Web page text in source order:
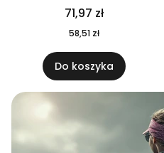
04
71,97 zł
58,51 zł
Do koszyka